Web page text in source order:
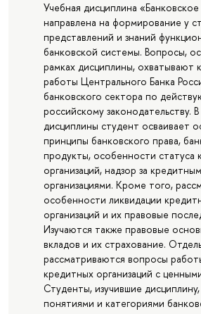
Учебная дисциплина
направлена на формирование у
представлений и знаний
банковской системы. Вопросы,
рамках дисциплины, охватывают
работы Центрального Банка
банковского сектора по
российскому законодательству.
дисциплины студент осваивает
принципы банковского права,
продукты, особенности статуса
организаций, надзор за
организациями. Кроме того,
особенности ликвидации
организаций и их правовые
Изучаются также правовые
вкладов и их страхование.
рассматриваются вопросы
кредитных организаций с
Студенты, изучившие
понятиями и категориями